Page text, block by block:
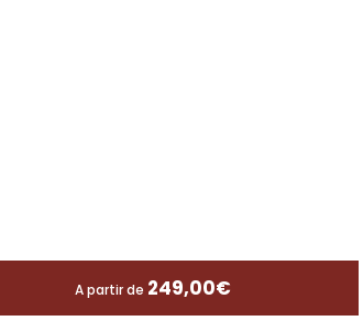
A partir de 249,00€